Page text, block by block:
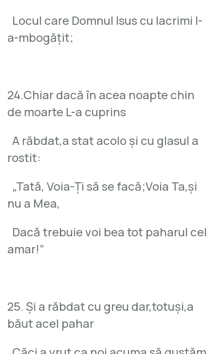
Locul care Domnul Isus cu lacrimi l-
a-mbogăţit;
24.Chiar dacă în acea noapte chin
de moarte L-a cuprins
A răbdat,a stat acolo şi cu glasul a
rostit:
„Tată, Voia-Ţi să se facă;Voia Ta,şi
nu a Mea,
Dacă trebuie voi bea tot paharul cel
amar!”
25. Şi a răbdat cu greu dar,totuşi,a
băut acel pahar